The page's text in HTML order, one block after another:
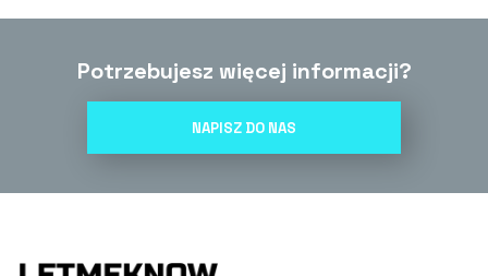
Potrzebujesz więcej informacji?
NAPISZ DO NAS